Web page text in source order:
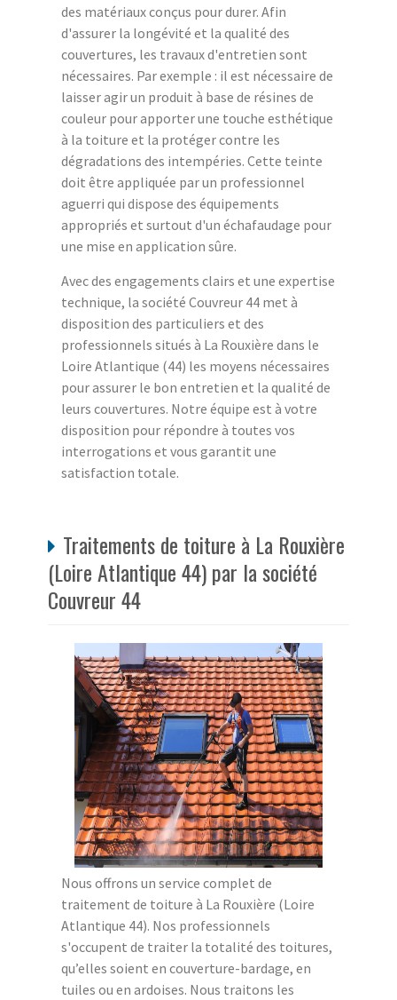
des matériaux conçus pour durer. Afin
d'assurer la longévité et la qualité des
couvertures, les travaux d'entretien sont
nécessaires. Par exemple : il est nécessaire de
laisser agir un produit à base de résines de
couleur pour apporter une touche esthétique
à la toiture et la protéger contre les
dégradations des intempéries. Cette teinte
doit être appliquée par un professionnel
aguerri qui dispose des équipements
appropriés et surtout d'un échafaudage pour
une mise en application sûre.
Avec des engagements clairs et une expertise
technique, la société Couvreur 44 met à
disposition des particuliers et des
professionnels situés à La Rouxière dans le
Loire Atlantique (44) les moyens nécessaires
pour assurer le bon entretien et la qualité de
leurs couvertures. Notre équipe est à votre
disposition pour répondre à toutes vos
interrogations et vous garantit une
satisfaction totale.
Traitements de toiture à La Rouxière
(Loire Atlantique 44) par la société
Couvreur 44
Nous offrons un service complet de
traitement de toiture à La Rouxière (Loire
Atlantique 44). Nos professionnels
s'occupent de traiter la totalité des toitures,
qu’elles soient en couverture-bardage, en
tuiles ou en ardoises. Nous traitons les